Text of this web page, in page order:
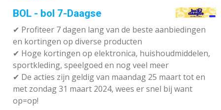
BOL - bol 7-Daagse
✔ Profiteer 7 dagen lang van de beste aanbiedingen
en kortingen op diverse producten
✔ Hoge kortingen op elektronica, huishoudmiddelen,
sportkleding, speelgoed en nog veel meer
✔ De acties zijn geldig van maandag 25 maart tot en
met zondag 31 maart 2024, wees er snel bij want
op=op!